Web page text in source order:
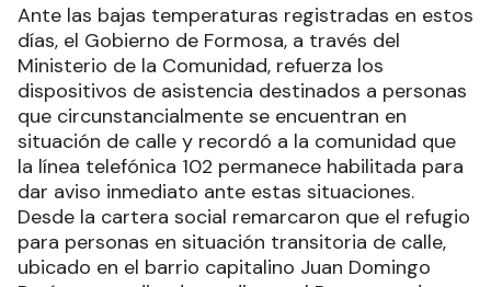
Ante las bajas temperaturas registradas en estos
días, el Gobierno de Formosa, a través del
Ministerio de la Comunidad, refuerza los
dispositivos de asistencia destinados a personas
que circunstancialmente se encuentran en
situación de calle y recordó a la comunidad que
la línea telefónica 102 permanece habilitada para
dar aviso inmediato ante estas situaciones.
Desde la cartera social remarcaron que el refugio
para personas en situación transitoria de calle,
ubicado en el barrio capitalino Juan Domingo